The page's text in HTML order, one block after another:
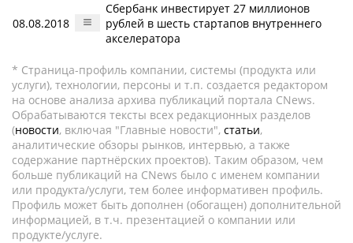
08.08.2018
Сбербанк инвестирует 27 миллионов
рублей в шесть стартапов внутреннего
акселератора
* Страница-профиль компании, системы (продукта или
услуги), технологии, персоны и т.п. создается редактором
на основе анализа архива публикаций портала CNews.
Обрабатываются тексты всех редакционных разделов
(новости, включая "Главные новости", статьи,
аналитические обзоры рынков, интервью, а также
содержание партнёрских проектов). Таким образом, чем
больше публикаций на CNews было с именем компании
или продукта/услуги, тем более информативен профиль.
Профиль может быть дополнен (обогащен) дополнительной
информацией, в т.ч. презентацией о компании или
продукте/услуге.